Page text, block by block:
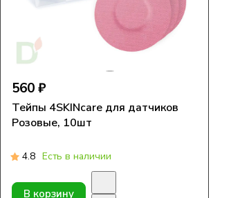
560 ₽
Тейпы 4SKINcare для датчиков
Розовые, 10шт
4.8 Есть в наличии
В корзину